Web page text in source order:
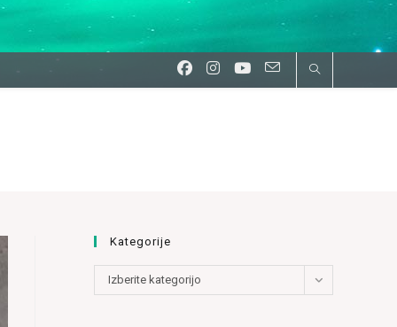
Kategorije
Kategorije
Izberite kategorijo